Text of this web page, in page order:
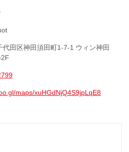
代田区神田須田町1-7-1 ウィン神田
maps/xuHGdNjQ4S9jpLqE8